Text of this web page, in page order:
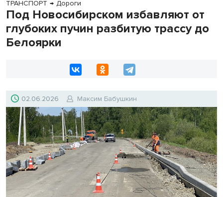
ТРАНСПОРТ → Дороги
Под Новосибирском избавляют от
глубоких пучин разбитую трассу до
Белоярки
02.06.2026 Максим Бабушкин